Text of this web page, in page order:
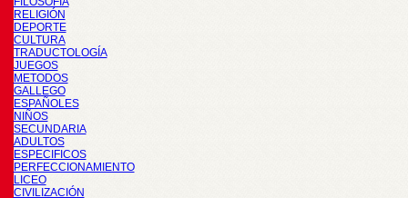
RELIGIÓN
DEPORTE
CULTURA
TRADUCTOLOGÍA
JUEGOS
METODOS
GALLEGO
ESPAÑOLES
NIÑOS
SECUNDARIA
ADULTOS
ESPECIFICOS
PERFECCIONAMIENTO
LICEO
CIVILIZACIÓN